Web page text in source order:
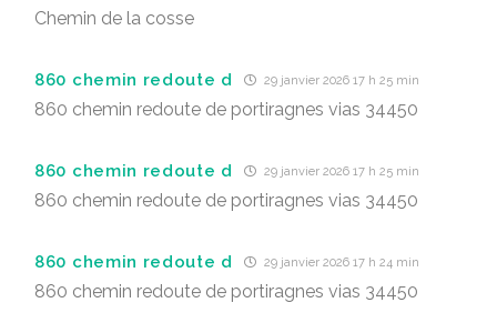
Chemin de la cosse
860 chemin redoute d 29 janvier 2026 17 h 25 min
860 chemin redoute de portiragnes vias 34450
860 chemin redoute d 29 janvier 2026 17 h 25 min
860 chemin redoute de portiragnes vias 34450
860 chemin redoute d 29 janvier 2026 17 h 24 min
860 chemin redoute de portiragnes vias 34450